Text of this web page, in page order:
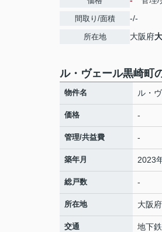
間取り/面積 -/-
所在地 大阪府
ル・ヴェール黒崎町
物件名 ル・
価格 -
管理/共益費 -
築年月 2023
総戸数 -
所在地 大阪府
交通 地下